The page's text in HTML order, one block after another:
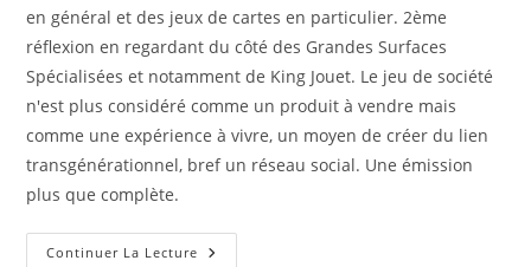
en général et des jeux de cartes en particulier. 2ème
réflexion en regardant du côté des Grandes Surfaces
Spécialisées et notamment de King Jouet. Le jeu de société
n'est plus considéré comme un produit à vendre mais
comme une expérience à vivre, un moyen de créer du lien
transgénérationnel, bref un réseau social. Une émission
plus que complète.
Continuer La Lecture Les